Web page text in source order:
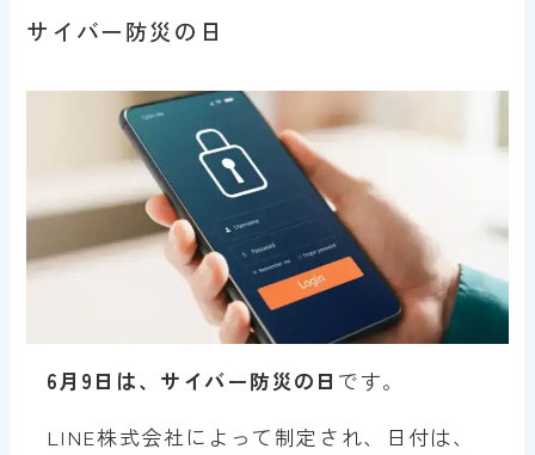
サイバー防災の日
6月9日は、サイバー防災の日 です。
LINE株式会社によって制定され、日付は、